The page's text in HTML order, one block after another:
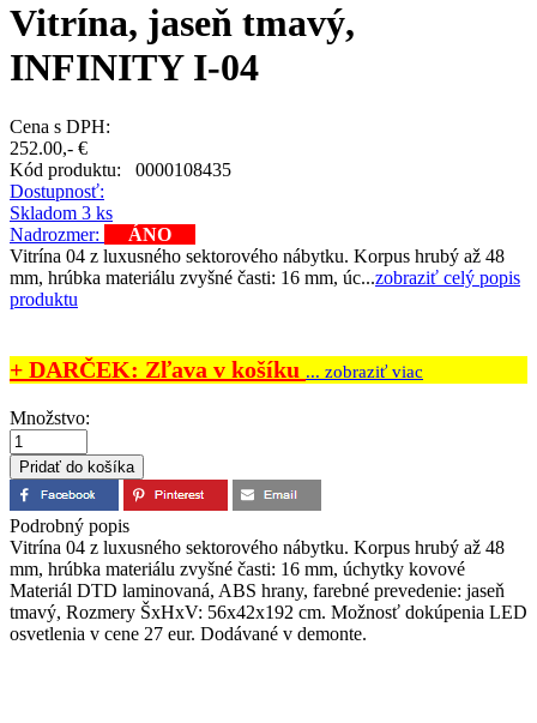
Vitrína, jaseň tmavý,
INFINITY I-04
Cena s DPH:
252.00,- €
Kód produktu: 0000108435
Dostupnosť:
Skladom 3 ks
Nadrozmer:
ÁNO
Vitrína 04 z luxusného sektorového nábytku. Korpus hrubý až 48
mm, hrúbka materiálu zvyšné časti: 16 mm, úc...zobraziť celý popis
produktu
+ DARČEK: Zľava v košíku ... zobraziť viac
Množstvo:
Podrobný popis
Vitrína 04 z luxusného sektorového nábytku. Korpus hrubý až 48
mm, hrúbka materiálu zvyšné časti: 16 mm, úchytky kovové
Materiál DTD laminovaná, ABS hrany, farebné prevedenie: jaseň
tmavý, Rozmery ŠxHxV: 56x42x192 cm. Možnosť dokúpenia LED
osvetlenia v cene 27 eur. Dodávané v demonte.